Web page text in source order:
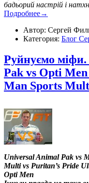
бадьорий настрій і
Подробнее→
Автор: Сергей
Категория: Блог
Руйнуємо
Pak vs Opti
Man Sports
Universal Animal Pak vs
Multi vs Puritan’s Pride
Opti Men